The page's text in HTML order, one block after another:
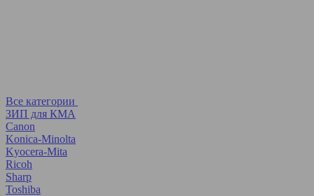
Все категории
ЗИП для КМА
Canon
Konica-Minolta
Kyocera-Mita
Ricoh
Sharp
Toshiba